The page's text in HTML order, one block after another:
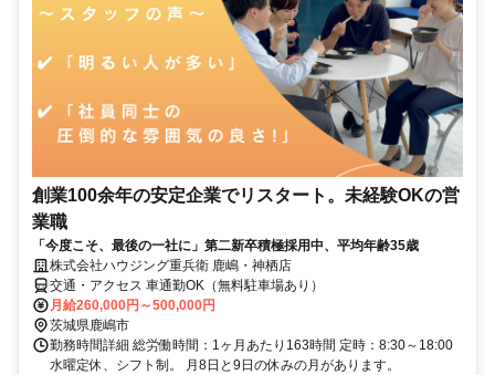
創業100余年の安定企業でリスタート。未経験OKの営
業職
「今度こそ、最後の一社に」第二新卒積極採用中、平均年齢35歳
株式会社ハウジング重兵衛 鹿嶋・神栖店
交通・アクセス 車通勤OK（無料駐車場あり）
月給260,000円～500,000円
茨城県鹿嶋市
勤務時間詳細 総労働時間：1ヶ月あたり163時間 定時：8:30～18:00
水曜定休、シフト制。 月8日と9日の休みの月があります。